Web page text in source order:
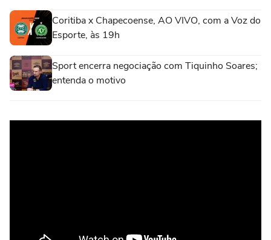
Coritiba x Chapecoense, AO VIVO, com a Voz do
Esporte, às 19h
Sport encerra negociação com Tiquinho Soares;
entenda o motivo